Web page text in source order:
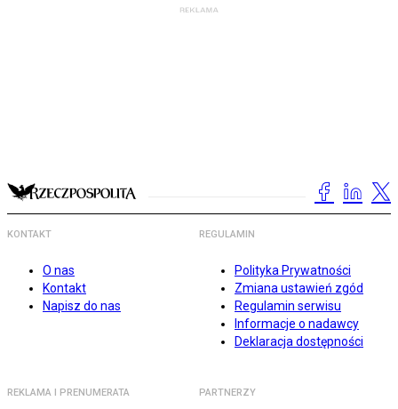
KONTAKT
O nas
Kontakt
Napisz do nas
REGULAMIN
Polityka Prywatności
Zmiana ustawień zgód
Regulamin serwisu
Informacje o nadawcy
Deklaracja dostępności
REKLAMA I PRENUMERATA PARTNERZY